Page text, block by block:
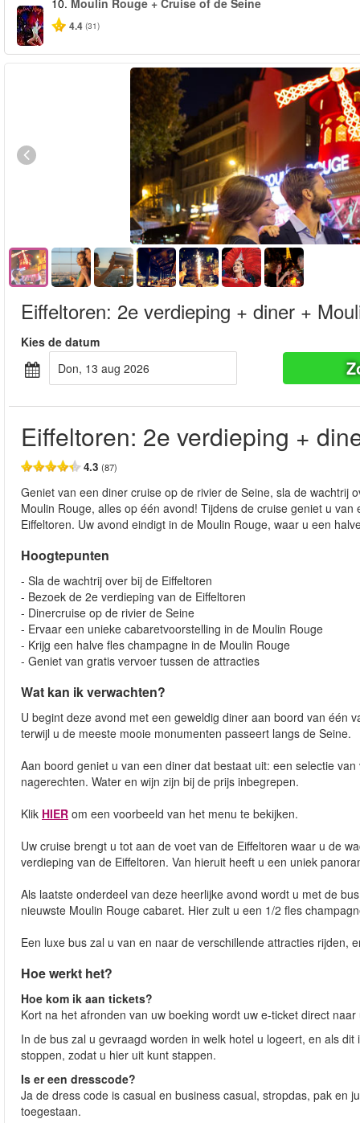
10. Moulin Rouge + Cruise of de Seine
4.4 (31)
Eiffeltoren: 2e verdieping + diner +
Kies de datum
don, 13 aug 2026
Eiffeltoren: 2e verdieping +
4.3 (87)
Geniet van een diner cruise op de rivier de Seine, sla de wachtrij
Moulin Rouge, alles op één avond! Tijdens de cruise geniet u
Eiffeltoren. Uw avond eindigt in de Moulin Rouge, waar u een
Hoogtepunten
- Sla de wachtrij over bij de Eiffeltoren
- Bezoek de 2e verdieping van de Eiffeltoren
- Dinercruise op de rivier de Seine
- Ervaar een unieke cabaretvoorstelling in de Moulin Rouge
- Krijg een halve fles champagne in de Moulin Rouge
- Geniet van gratis vervoer tussen de attracties
Wat kan ik verwachten?
U begint deze avond met een geweldig diner aan boord van één
terwijl u de meeste mooie monumenten passeert langs de Seine.
Aan boord geniet u van een diner dat bestaat uit: een selectie
nagerechten. Water en wijn zijn bij de prijs inbegrepen.
Klik HIER om een voorbeeld van het menu te bekijken.
Uw cruise brengt u tot aan de voet van de Eiffeltoren waar u de
verdieping van de Eiffeltoren. Van hieruit heeft u een uniek
Als laatste onderdeel van deze heerlijke avond wordt u met de
nieuwste Moulin Rouge cabaret. Hier zult u een 1/2 fles
Een luxe bus zal u van en naar de verschillende attracties rijden,
Hoe werkt het?
Hoe kom ik aan tickets?
Kort na het afronden van uw boeking wordt uw e-ticket direct
In de bus zal u gevraagd worden in welk hotel u logeert, en als
stoppen, zodat u hier uit kunt stappen.
Is er een dresscode?
Ja de dress code is casual en business casual, stropdas, pak en
toegestaan.